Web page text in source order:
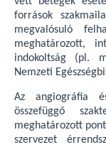
források
megvalósuló
meghatározott,
indokoltság (pl.
Nemzeti
Az angiográfia
összefüggő
meghatározott
szervezet